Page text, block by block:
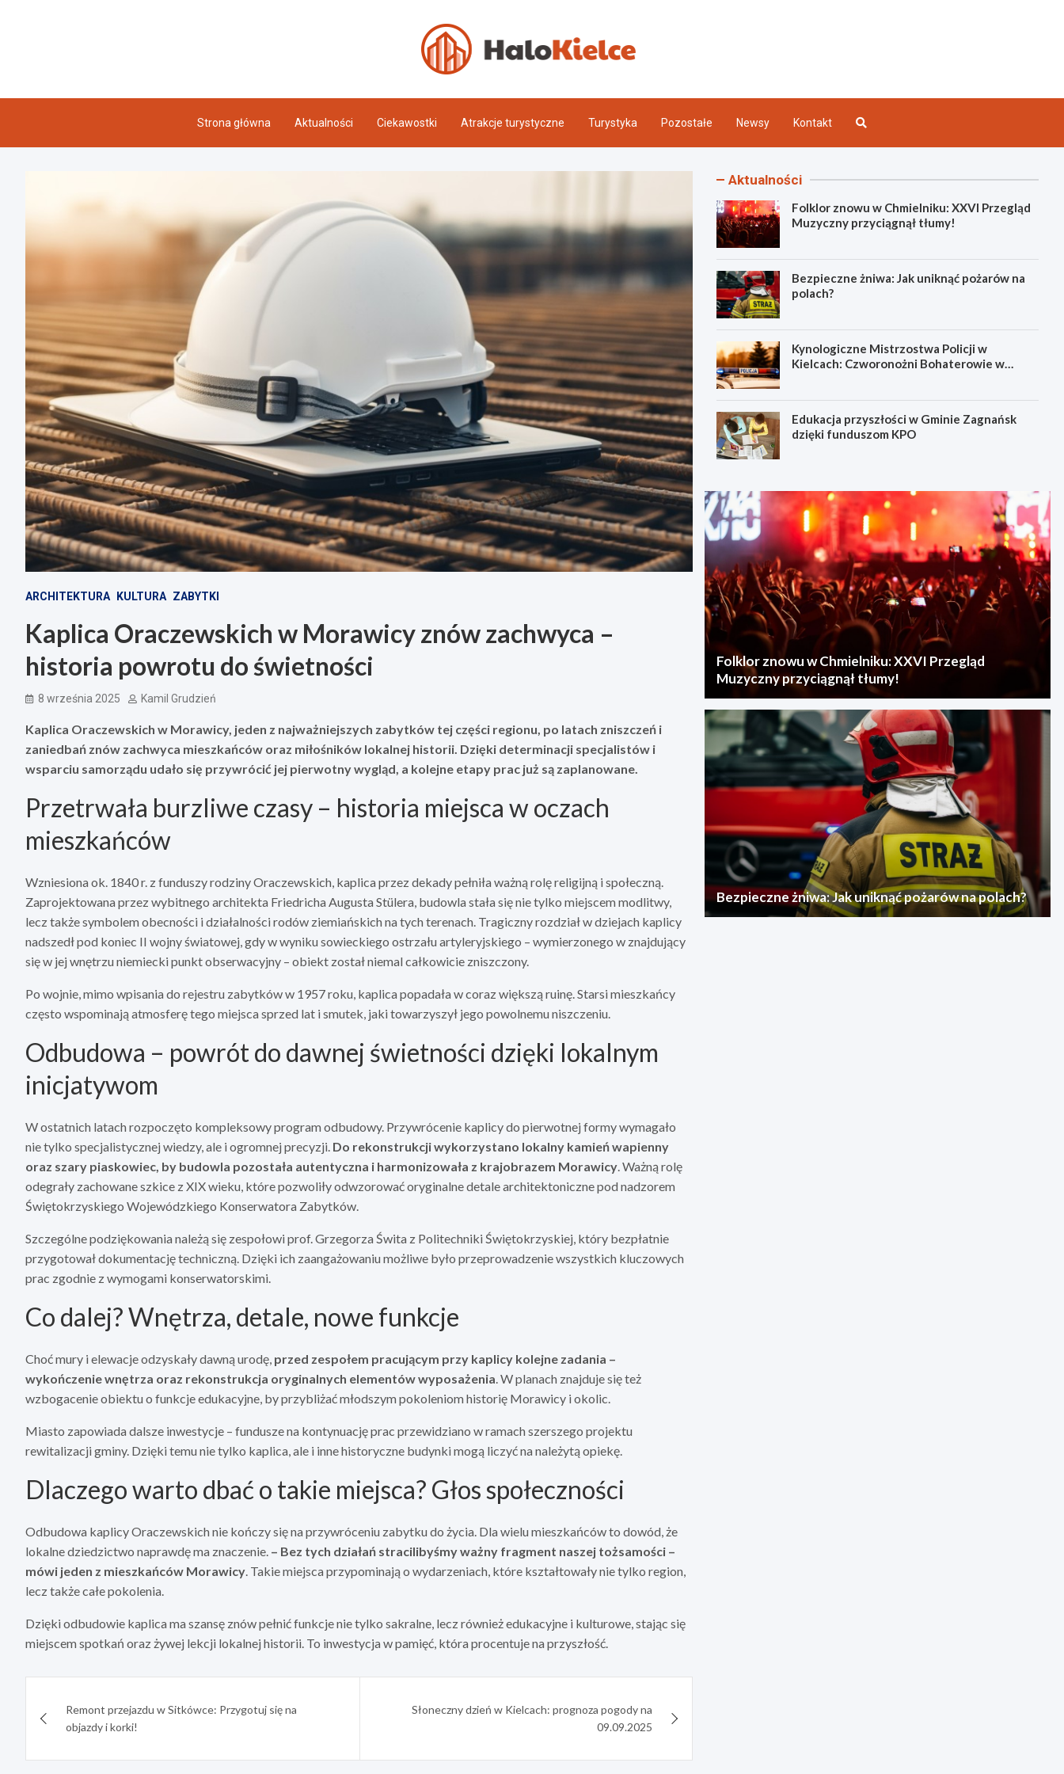
Strona główna Aktualności Ciekawostki Atrakcje turystyczne Turystyka Pozostałe Newsy Kontakt
ARCHITEKTURA KULTURA ZABYTKI
Kaplica Oraczewskich w Morawicy znów zachwyca –
historia powrotu do świetności
8 września 2025 Kamil Grudzień
Kaplica Oraczewskich w Morawicy, jeden z najważniejszych zabytków tej części regionu, po latach zniszczeń i
zaniedbań znów zachwyca mieszkańców oraz miłośników lokalnej historii. Dzięki determinacji specjalistów i
wsparciu samorządu udało się przywrócić jej pierwotny wygląd, a kolejne etapy prac już są zaplanowane.
Przetrwała burzliwe czasy – historia miejsca w oczach
mieszkańców
Wzniesiona ok. 1840 r. z funduszy rodziny Oraczewskich, kaplica przez dekady pełniła ważną rolę religijną i społeczną.
Zaprojektowana przez wybitnego architekta Friedricha Augusta Stülera, budowla stała się nie tylko miejscem modlitwy,
lecz także symbolem obecności i działalności rodów ziemiańskich na tych terenach. Tragiczny rozdział w dziejach kaplicy
nadszedł pod koniec II wojny światowej, gdy w wyniku sowieckiego ostrzału artyleryjskiego – wymierzonego w znajdujący
się w jej wnętrzu niemiecki punkt obserwacyjny – obiekt został niemal całkowicie zniszczony.
Po wojnie, mimo wpisania do rejestru zabytków w 1957 roku, kaplica popadała w coraz większą ruinę. Starsi mieszkańcy
często wspominają atmosferę tego miejsca sprzed lat i smutek, jaki towarzyszył jego powolnemu niszczeniu.
Odbudowa – powrót do dawnej świetności dzięki lokalnym
inicjatywom
W ostatnich latach rozpoczęto kompleksowy program odbudowy. Przywrócenie kaplicy do pierwotnej formy wymagało
nie tylko specjalistycznej wiedzy, ale i ogromnej precyzji. Do rekonstrukcji wykorzystano lokalny kamień wapienny
oraz szary piaskowiec, by budowla pozostała autentyczna i harmonizowała z krajobrazem Morawicy. Ważną rolę
odegrały zachowane szkice z XIX wieku, które pozwoliły odwzorować oryginalne detale architektoniczne pod nadzorem
Świętokrzyskiego Wojewódzkiego Konserwatora Zabytków.
Szczególne podziękowania należą się zespołowi prof. Grzegorza Świta z Politechniki Świętokrzyskiej, który bezpłatnie
przygotował dokumentację techniczną. Dzięki ich zaangażowaniu możliwe było przeprowadzenie wszystkich kluczowych
prac zgodnie z wymogami konserwatorskimi.
Co dalej? Wnętrza, detale, nowe funkcje
Choć mury i elewacje odzyskały dawną urodę, przed zespołem pracującym przy kaplicy kolejne zadania –
wykończenie wnętrza oraz rekonstrukcja oryginalnych elementów wyposażenia. W planach znajduje się też
wzbogacenie obiektu o funkcje edukacyjne, by przybliżać młodszym pokoleniom historię Morawicy i okolic.
Miasto zapowiada dalsze inwestycje – fundusze na kontynuację prac przewidziano w ramach szerszego projektu
rewitalizacji gminy. Dzięki temu nie tylko kaplica, ale i inne historyczne budynki mogą liczyć na należytą opiekę.
Dlaczego warto dbać o takie miejsca? Głos społeczności
Odbudowa kaplicy Oraczewskich nie kończy się na przywróceniu zabytku do życia. Dla wielu mieszkańców to dowód, że
lokalne dziedzictwo naprawdę ma znaczenie. – Bez tych działań stracilibyśmy ważny fragment naszej tożsamości –
mówi jeden z mieszkańców Morawicy. Takie miejsca przypominają o wydarzeniach, które kształtowały nie tylko region,
lecz także całe pokolenia.
Dzięki odbudowie kaplica ma szansę znów pełnić funkcje nie tylko sakralne, lecz również edukacyjne i kulturowe, stając się
miejscem spotkań oraz żywej lekcji lokalnej historii. To inwestycja w pamięć, która procentuje na przyszłość.
wpisuRemont przejazdu w Sitkówce: Przygotuj się na
objazdy i korki!
Słoneczny dzień w Kielcach: prognoza pogody na
09.09.2025
Aktualności
Folklor znowu w Chmielniku: XXVI Przegląd
Muzyczny przyciągnął tłumy!
Bezpieczne żniwa: Jak uniknąć pożarów na
polach?
Kynologiczne Mistrzostwa Policji w
Kielcach: Czworonożni Bohaterowie w
Edukacja przyszłości w Gminie Zagnańsk
dzięki funduszom KPO
Folklor znowu w Chmielniku: XXVI Przegląd
Muzyczny przyciągnął tłumy!
Bezpieczne żniwa: Jak uniknąć pożarów na polach?